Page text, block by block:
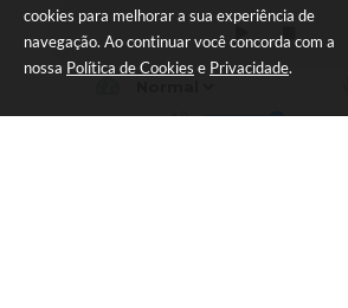
cookies para melhorar a sua experiência de
navegação. Ao continuar você concorda com a
nossa Política de Cookies e Privacidade.